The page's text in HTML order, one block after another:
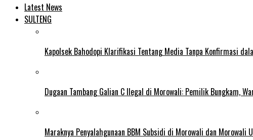
Latest News
SULTENG
Kapolsek Bahodopi Klarifikasi Tentang Media Tanpa Konfirmasi
Dugaan Tambang Galian C Ilegal di Morowali: Pemilik Bungkam,
Maraknya Penyalahgunaan BBM Subsidi di Morowali dan Morowali